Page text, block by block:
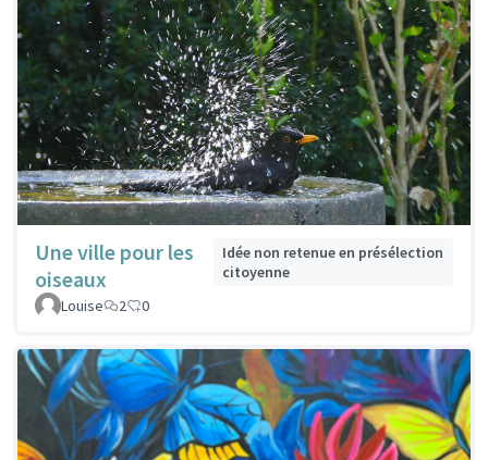
Une ville pour les
oiseaux
Idée non retenue en présélection
citoyenne
Louise
2 0